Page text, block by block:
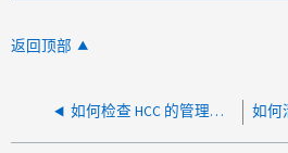
返回顶部
如何检查 HCC 的管理服务版本